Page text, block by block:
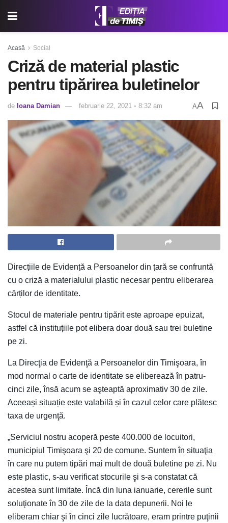
Acasă Social
Criză de material plastic
pentru tipărirea buletinelor
de Ioana Damian februarie 22, 2021 ◦ 8:32 am AA
Direcțiile de Evidență a Persoanelor din țară se confruntă
cu o criză a materialului plastic necesar pentru eliberarea
cărților de identitate.
Stocul de materiale pentru tipărit este aproape epuizat,
astfel că instituțiile pot elibera doar două sau trei buletine
pe zi.
La Direcţia de Evidenţă a Persoanelor din Timişoara, în
mod normal o carte de identitate se eliberează în patru-
cinci zile, însă acum se aşteaptă aproximativ 30 de zile.
Aceeași situație este valabilă și în cazul celor care plătesc
taxa de urgenţă.
„Serviciul nostru acoperă peste 400.000 de locuitori,
municipiul Timişoara şi 20 de comune. Suntem în situaţia
în care nu putem tipări mai mult de două buletine pe zi. Nu
este plastic, s-au verificat stocurile şi s-a constatat că
acestea sunt limitate. Încă din luna ianuarie, cererile sunt
soluţionate în 30 de zile de la data depunerii. Noi le
eliberam chiar şi în cinci zile lucrătoare, eram printre puţinii